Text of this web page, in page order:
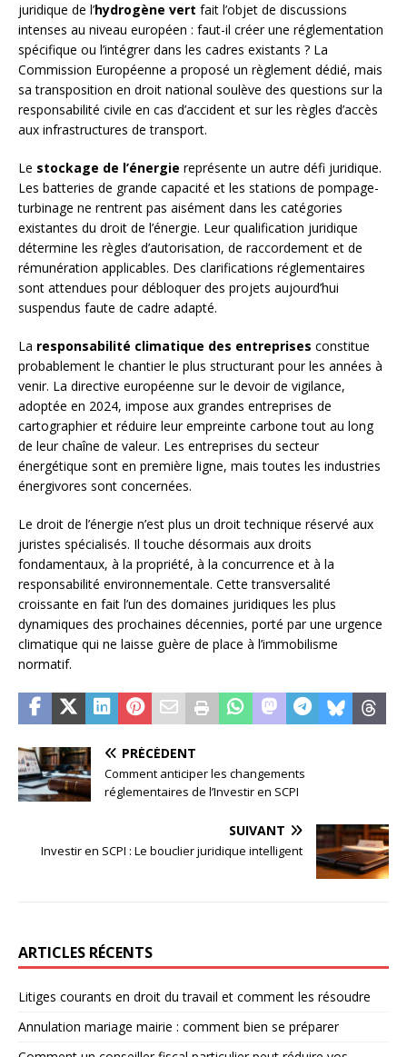
juridique de l’hydrogène vert fait l’objet de discussions
intenses au niveau européen : faut-il créer une réglementation
spécifique ou l’intégrer dans les cadres existants ? La
Commission Européenne a proposé un règlement dédié, mais
sa transposition en droit national soulève des questions sur la
responsabilité civile en cas d’accident et sur les règles d’accès
aux infrastructures de transport.
Le stockage de l’énergie représente un autre défi juridique.
Les batteries de grande capacité et les stations de pompage-
turbinage ne rentrent pas aisément dans les catégories
existantes du droit de l’énergie. Leur qualification juridique
détermine les règles d’autorisation, de raccordement et de
rémunération applicables. Des clarifications réglementaires
sont attendues pour débloquer des projets aujourd’hui
suspendus faute de cadre adapté.
La responsabilité climatique des entreprises constitue
probablement le chantier le plus structurant pour les années à
venir. La directive européenne sur le devoir de vigilance,
adoptée en 2024, impose aux grandes entreprises de
cartographier et réduire leur empreinte carbone tout au long
de leur chaîne de valeur. Les entreprises du secteur
énergétique sont en première ligne, mais toutes les industries
énergivores sont concernées.
Le droit de l’énergie n’est plus un droit technique réservé aux
juristes spécialisés. Il touche désormais aux droits
fondamentaux, à la propriété, à la concurrence et à la
responsabilité environnementale. Cette transversalité
croissante en fait l’un des domaines juridiques les plus
dynamiques des prochaines décennies, porté par une urgence
climatique qui ne laisse guère de place à l’immobilisme
normatif.
PRÉCÉDENT
Comment anticiper les changements
réglementaires de l’Investir en SCPI
SUIVANT
Investir en SCPI : Le bouclier juridique intelligent
ARTICLES RÉCENTS
Litiges courants en droit du travail et comment les résoudre
Annulation mariage mairie : comment bien se préparer